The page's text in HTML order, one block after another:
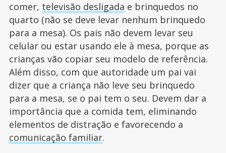
comer, televisão desligada e brinquedos no
quarto (não se deve levar nenhum brinquedo
para a mesa). Os pais não devem levar seu
celular ou estar usando ele à mesa, porque as
crianças vão copiar seu modelo de referência.
Além disso, com que autoridade um pai vai
dizer que a criança não leve seu brinquedo
para a mesa, se o pai tem o seu. Devem dar a
importância que a comida tem, eliminando
elementos de distração e favorecendo a
comunicação familiar.